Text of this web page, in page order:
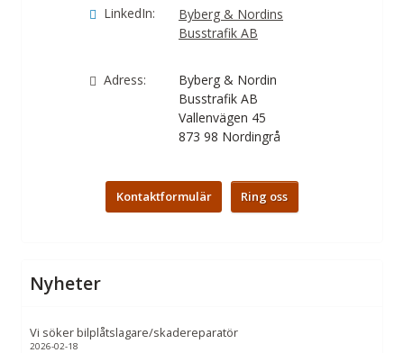
LinkedIn:
Byberg & Nordins
Busstrafik AB
Adress:
Byberg & Nordin
Busstrafik AB
Vallenvägen 45
873 98 Nordingrå
Kontaktformulär Ring oss
Nyheter
Vi söker bilplåtslagare/skadereparatör
2026-02-18